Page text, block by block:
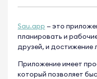
Sau.app — это
планировать и
друзей, и достижение
Приложение имеет
который позволяет